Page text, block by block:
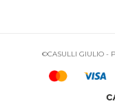
©CASULLI GIULIO -